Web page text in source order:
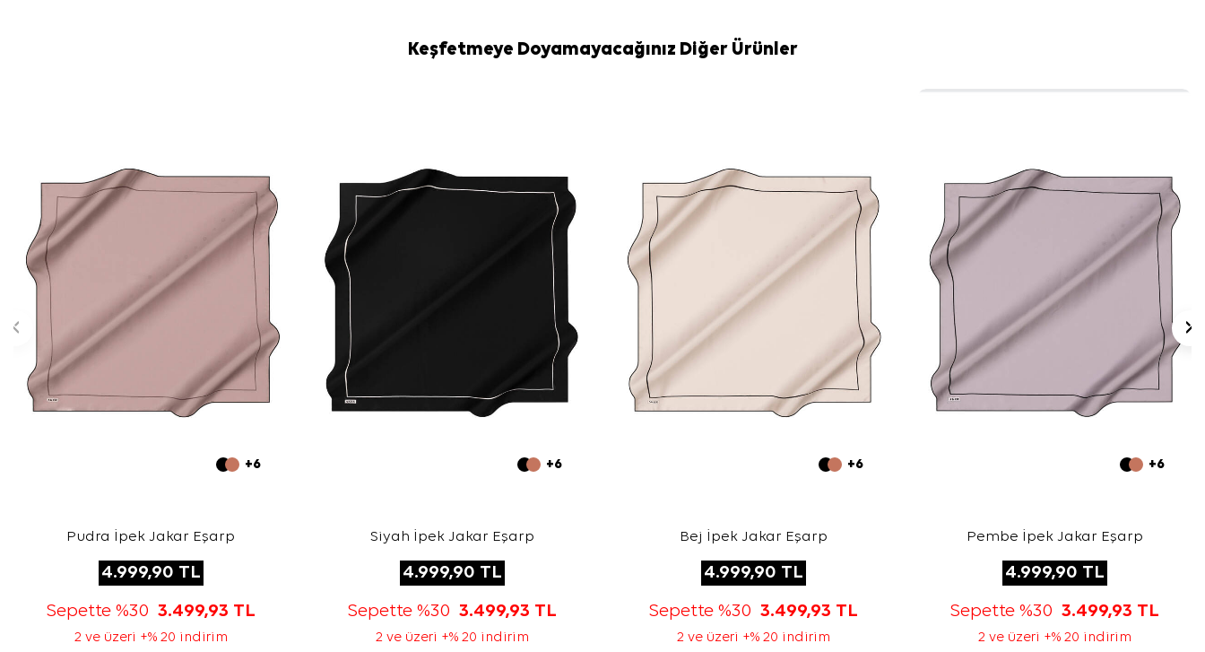
Keşfetmeye Doyamayacağınız Diğer Ürünler
+6
Pudra İpek Jakar Eşarp
4.999,90 TL
Sepette %30 3.499,93 TL
2 ve üzeri +% 20 indirim
+6
Siyah İpek Jakar Eşarp
4.999,90 TL
Sepette %30 3.499,93 TL
2 ve üzeri +% 20 indirim
+6
Bej İpek Jakar Eşarp
4.999,90 TL
Sepette %30 3.499,93 TL
2 ve üzeri +% 20 indirim
+6
Pembe İpek Jakar Eşarp
4.999,90 TL
Sepette %30 3.499,93 TL
2 ve üzeri +% 20 indirim